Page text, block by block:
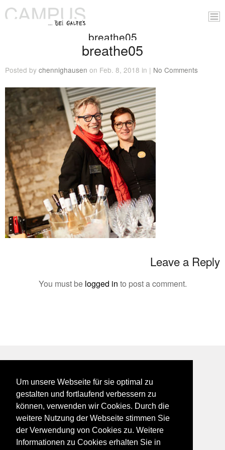
Um unsere Webseite für sie optimal zu
gestalten und fortlaufend verbessern zu
können, verwenden wir Cookies. Durch die
weitere Nutzung der Webseite stimmen Sie
der Verwendung von Cookies zu. Weitere
Informationen zu Cookies erhalten Sie in
breathe05
breathe05
Posted by chennighausen on Feb. 8, 2018 in | No Comments
Leave a Reply
You must be logged in to post a comment.
BEI GALFES - hier wird man getroffen
impressum
datenschutz
disclaimer